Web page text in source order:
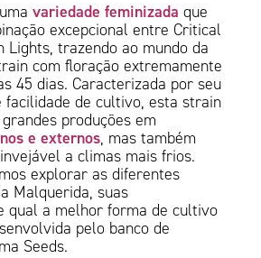
variedade feminizada que
excepcional entre Critical
Lights, trazendo ao mundo da
com floração extremamente
45 dias. Caracterizada por seu
facilidade de cultivo, esta strain
produções em
e externos, mas também
a climas mais frios.
explorar as diferentes
Malquerida, suas
qual a melhor forma de cultivo
pelo banco de
Seeds.